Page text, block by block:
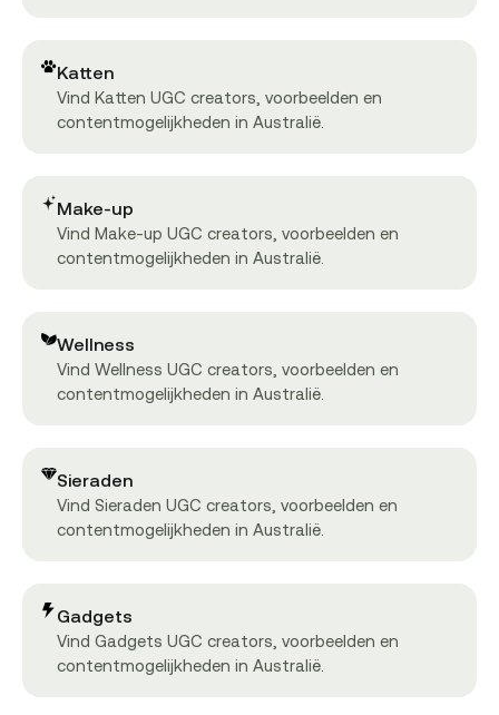
Katten
Vind Katten UGC creators, voorbeelden en
contentmogelijkheden in Australië.
Make-up
Vind Make-up UGC creators, voorbeelden en
contentmogelijkheden in Australië.
Wellness
Vind Wellness UGC creators, voorbeelden en
contentmogelijkheden in Australië.
Sieraden
Vind Sieraden UGC creators, voorbeelden en
contentmogelijkheden in Australië.
Gadgets
Vind Gadgets UGC creators, voorbeelden en
contentmogelijkheden in Australië.